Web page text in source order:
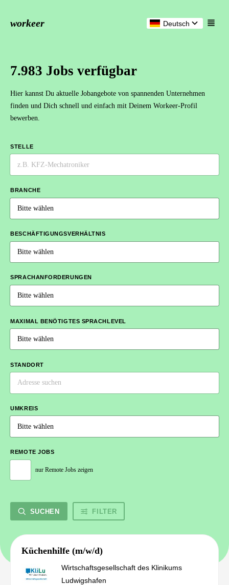
workeer Deutsch
7.983 Jobs verfügbar
Hier kannst Du aktuelle Jobangebote von spannenden Unternehmen
finden und Dich schnell und einfach mit Deinem Workeer-Profil
bewerben.
STELLE
BRANCHE
BESCHÄFTIGUNGSVERHÄLTNIS
SPRACHANFORDERUNGEN
MAXIMAL BENÖTIGTES SPRACHLEVEL
STANDORT
UMKREIS
REMOTE JOBS
nur Remote Jobs zeigen
SUCHEN FILTER
Küchenhilfe (m/w/d)
Wirtschaftsgesellschaft des Klinikums
Ludwigshafen